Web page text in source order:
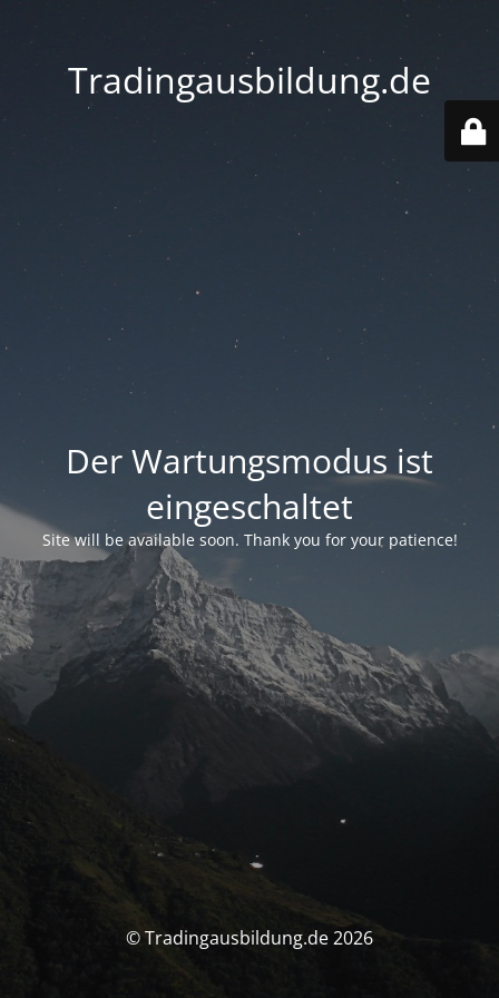
Tradingausbildung.de
Der Wartungsmodus ist
eingeschaltet
Site will be available soon. Thank you for your patience!
© Tradingausbildung.de 2026